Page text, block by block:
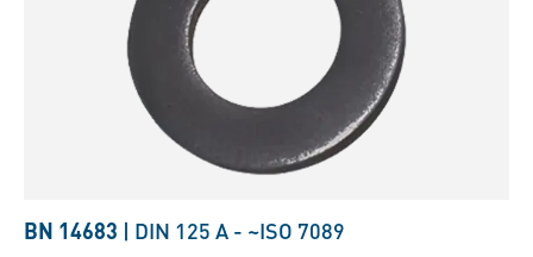
BN 14683 | DIN 125 A - ~ISO 7089